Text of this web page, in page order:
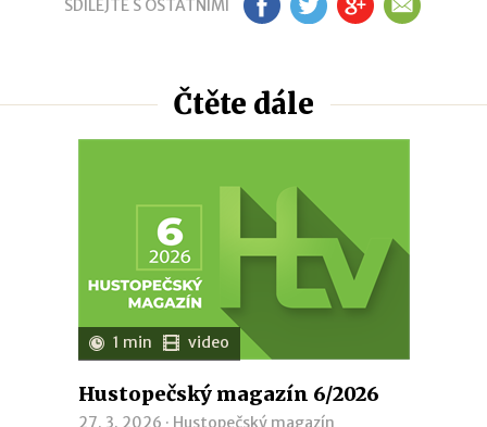
SDÍLEJTE S OSTATNÍMI FB TW GP EM
Čtěte dále
1 min video
Hustopečský magazín 6/2026
27. 3. 2026 · Hustopečský magazín